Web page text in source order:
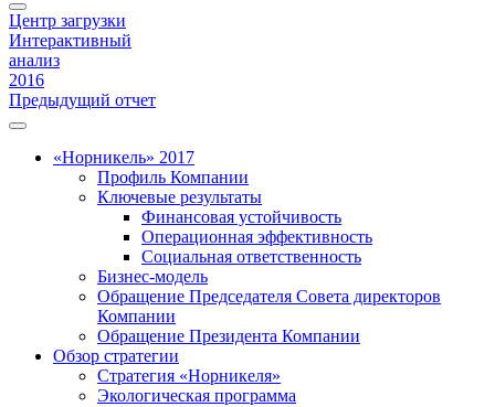
Центр загрузки
Интерактивный
анализ
2016
Предыдущий отчет
«Норникель» 2017
Профиль Компании
Ключевые результаты
Финансовая устойчивость
Операционная эффективность
Социальная ответственность
Бизнес-модель
Обращение Председателя Совета директоров
Компании
Обращение Президента Компании
Обзор стратегии
Стратегия «Норникеля»
Экологическая программа